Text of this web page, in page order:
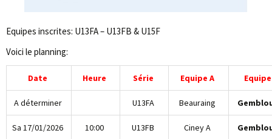
Equipes inscrites: U13FA – U13FB & U15F
Voici le planning:
Date Heure Série Equipe A
A déterminer U13FA Beauraing
Sa 17/01/2026 10:00 U13FB Ciney A